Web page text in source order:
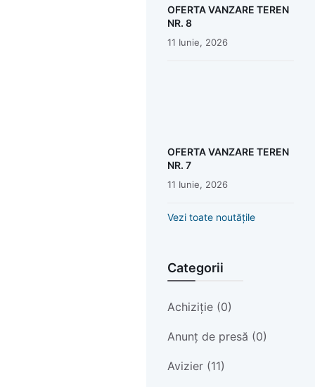
OFERTA VANZARE TEREN
NR. 8
11 Iunie, 2026
OFERTA VANZARE TEREN
NR. 7
11 Iunie, 2026
Vezi toate noutățile
Categorii
Achiziție (0)
Anunț de presă (0)
Avizier (11)